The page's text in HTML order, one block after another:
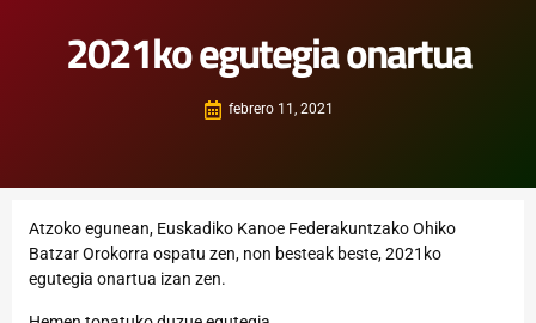
2021ko egutegia onartua
febrero 11, 2021
Atzoko egunean, Euskadiko Kanoe Federakuntzako Ohiko
Batzar Orokorra ospatu zen, non besteak beste, 2021ko
egutegia onartua izan zen.